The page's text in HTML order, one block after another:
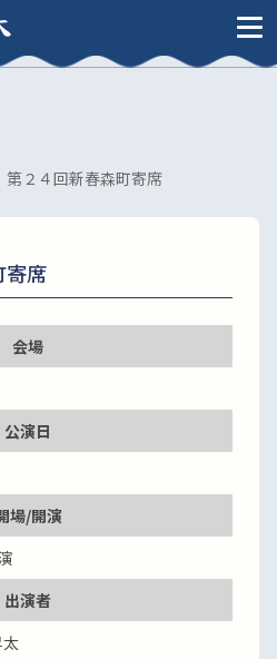
第２４回新春森町寄席
寄席
会場
公演日
場/開演
出演者